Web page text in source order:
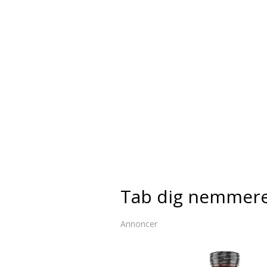
Tab dig
Annoncer